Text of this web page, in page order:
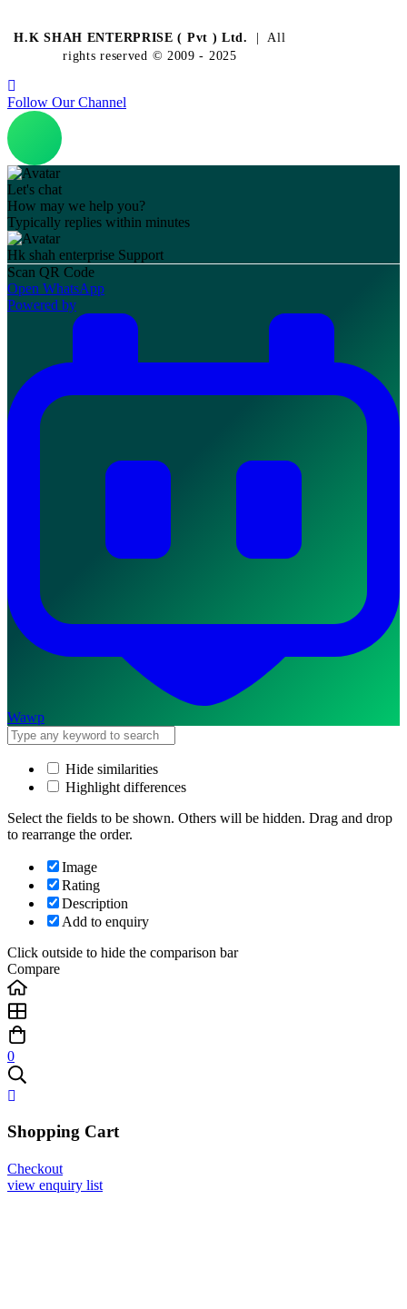
H.K SHAH ENTERPRISE ( Pvt ) Ltd.
| All
rights reserved © 2009 - 2025
Follow Our Channel
Let's chat
How may we help you?
Typically replies within minutes
Hk shah enterprise Support
Scan QR Code
Open WhatsApp
Powered by
Wawp
Hide similarities
Highlight differences
Select the fields to be shown. Others will be hidden. Drag and drop
to rearrange the order.
Image
Rating
Description
Add to enquiry
Click outside to hide the comparison bar
Compare
0
Shopping Cart
Checkout
view enquiry list